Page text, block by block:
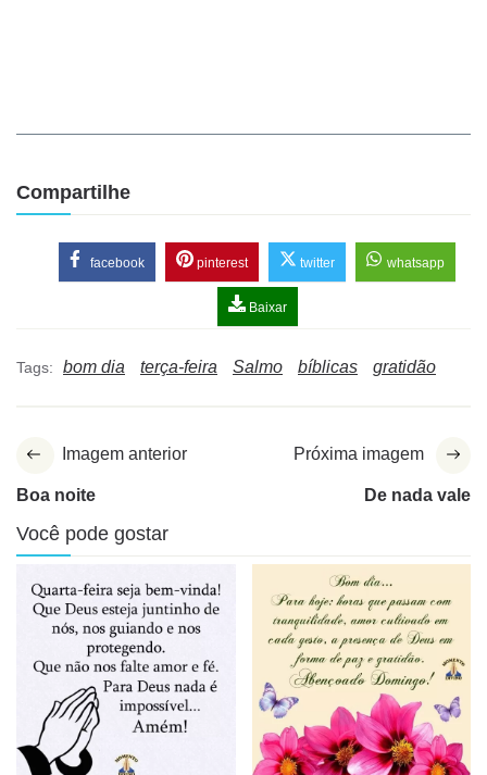
Compartilhe
facebook pinterest twitter whatsapp
Baixar
Tags: bom dia terça-feira Salmo bíblicas gratidão
Imagem anterior
Boa noite
Próxima imagem
De nada vale
Você pode gostar